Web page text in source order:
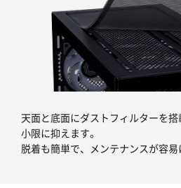
天面と底面にダストフィルターを
小限に抑えます。
脱着も簡単で、メンテナンスが容易